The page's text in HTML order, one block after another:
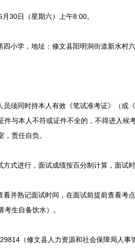
日（星期六）上午8:00。
学，地址：修文县阳明洞街道新水村六
同时持本人有效《笔试准考证》（或
件与本人不符或证件不全的，不得进入
，责任自负。
进行，面试成绩按百分制计算，面试时
熟记面试时间，在面试前提前查看考
生自备饮水）。
（修文县人力资源和社会保障局人事管